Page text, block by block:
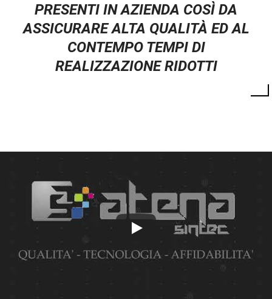
PRESENTI IN AZIENDA COSÌ DA
ASSICURARE ALTA QUALITÀ ED AL
CONTEMPO TEMPI DI
REALIZZAZIONE RIDOTTI